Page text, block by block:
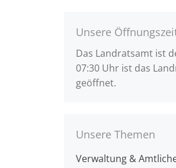
Unsere
Das Landratsamt ist
07:30 Uhr ist das
geöffnet.
Unsere Themen
Verwaltung &